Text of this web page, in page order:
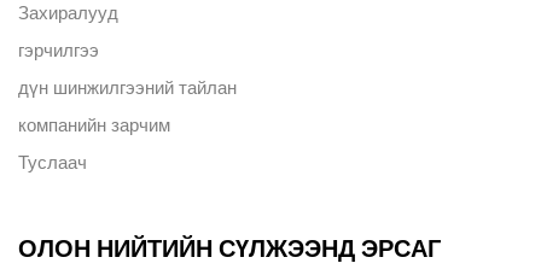
Захиралууд
гэрчилгээ
дүн шинжилгээний тайлан
компанийн зарчим
Туслаач
ОЛОН НИЙТИЙН СҮЛЖЭЭНД ЭРСАГ